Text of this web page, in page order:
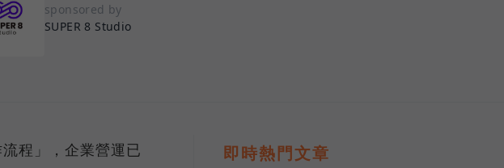
sponsored by
SUPER 8 Studio
程」，企業營運已
即時熱門文章